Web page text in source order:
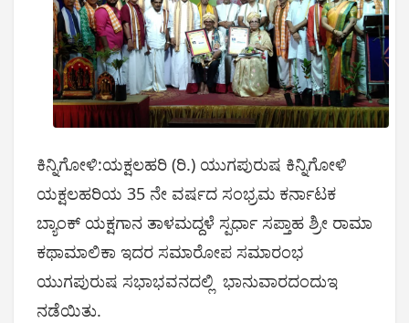
ಕಿನ್ನಿಗೋಳಿ:ಯಕ್ಷಲಹರಿ (ರಿ.) ಯುಗಪುರುಷ ಕಿನ್ನಿಗೋಳಿ
ಯಕ್ಷಲಹರಿಯ 35 ನೇ ವರ್ಷದ ಸಂಭ್ರಮ ಕರ್ನಾಟಕ
ಬ್ಯಾಂಕ್ ಯಕ್ಷಗಾನ ತಾಳಮದ್ದಳೆ ಸ್ಪರ್ಧಾ ಸಪ್ತಾಹ ಶ್ರೀ ರಾಮಾ
ಕಥಾಮಾಲಿಕಾ ಇದರ ಸಮಾರೋಪ ಸಮಾರಂಭ
ಯುಗಪುರುಷ ಸಭಾಭವನದಲ್ಲಿ ಭಾನುವಾರದಂದುಇ
ನಡೆಯಿತು.